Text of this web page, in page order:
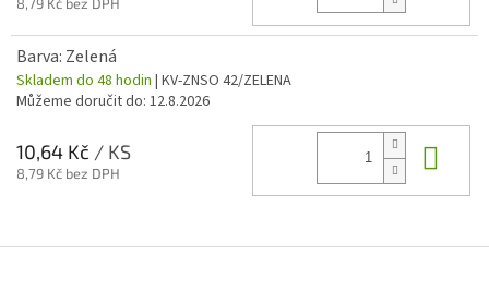
Barva: Zelená
Skladem do 48 hodin | KV-ZNSO 42/ZELENA
Můžeme doručit do: 12.8.2026
10,64 Kč / KS
8,79 Kč bez DPH